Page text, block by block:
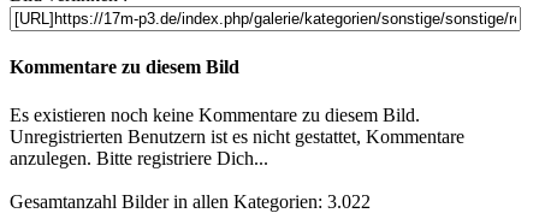
Kommentare zu diesem Bild
Es existieren noch keine Kommentare zu diesem Bild.
Unregistrierten Benutzern ist es nicht gestattet, Kommentare
anzulegen. Bitte registriere Dich...
Gesamtanzahl Bilder in allen Kategorien: 3.022